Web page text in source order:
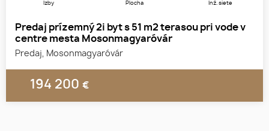
Izby Plocha Inž. siete
Predaj prízemný 2i byt s 51 m2 terasou pri vode v
centre mesta Mosonmagyaróvár
Predaj, Mosonmagyaróvár
194 200 €